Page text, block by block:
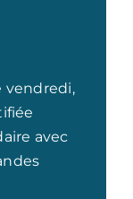
vendredi,
avec